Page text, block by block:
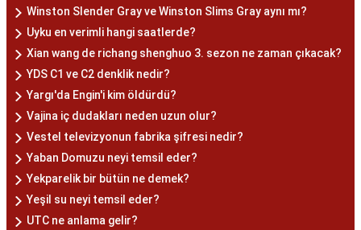
Winston Slender Gray ve Winston Slims Gray aynı mı?
Uyku en verimli hangi saatlerde?
Xian wang de richang shenghuo 3. sezon ne zaman çıkacak?
YDS C1 ve C2 denklik nedir?
Yargı'da Engin'i kim öldürdü?
Vajina iç dudakları neden uzun olur?
Vestel televizyonun fabrika şifresi nedir?
Yaban Domuzu neyi temsil eder?
Yekparelik bir bütün ne demek?
Yeşil su neyi temsil eder?
UTC ne anlama gelir?